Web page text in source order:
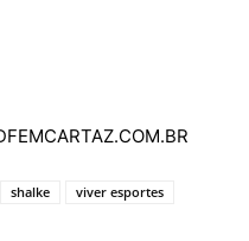
shalke
viver esportes